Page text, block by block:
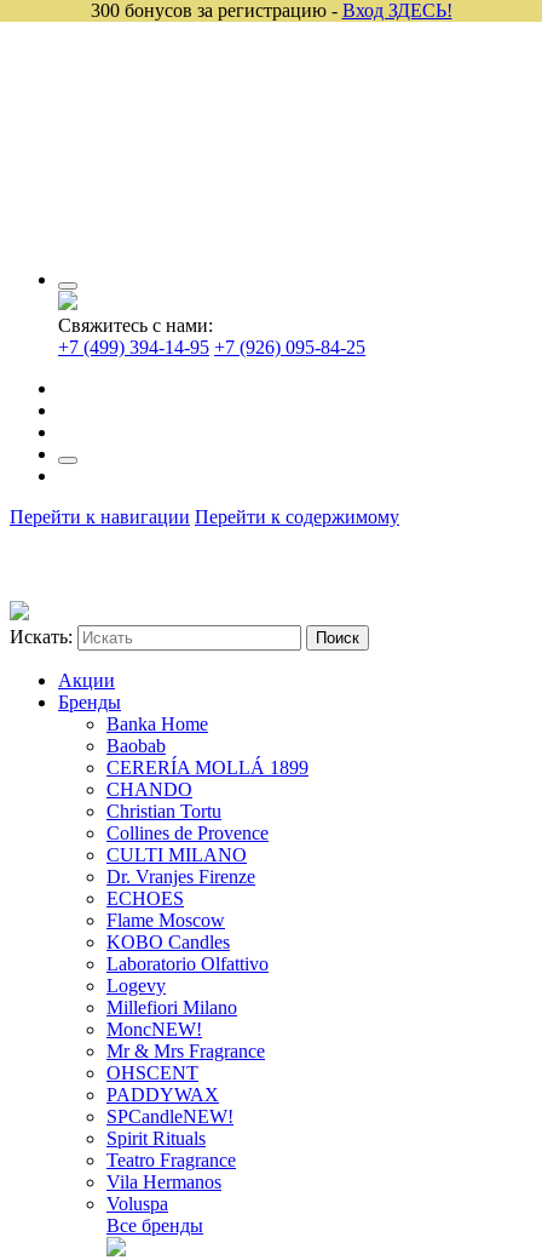
Свяжитесь с нами:
+7 (499) 394-14-95 +7 (926) 095-84-25
Перейти к навигации Перейти к содержимому
Искать:
Акции
Бренды
Banka Home
Baobab
CERERÍA MOLLÁ 1899
CHANDO
Christian Tortu
Collines de Provence
CULTI MILANO
Dr. Vranjes Firenze
ECHOES
Flame Moscow
KOBO Candles
Laboratorio Olfattivo
Logevy
Millefiori Milano
MoncNEW!
Mr & Mrs Fragrance
OHSCENT
PADDYWAX
SPCandleNEW!
Spirit Rituals
Teatro Fragrance
Vila Hermanos
Voluspa
Все бренды
300 бонусов за регистрацию - Вход ЗДЕСЬ!